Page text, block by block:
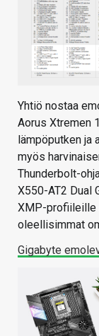
Yhtiö nostaa
Aorus Xtremen
lämpöputken ja
myös
Thunderbolt-
X550-AT2 Dual
XMP-profiileille
oleellisimmat
Gigabyte